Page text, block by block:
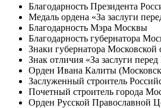
Благодарность Президента
Медаль ордена «За заслуги
Благодарность Мэра Москвы
Благодарность губернатора
Знаки губернатора Московской
Знак отличия «За заслуги
Орден Ивана Калиты
Заслуженный строитель
Почетный строитель города
Орден Русской Православной